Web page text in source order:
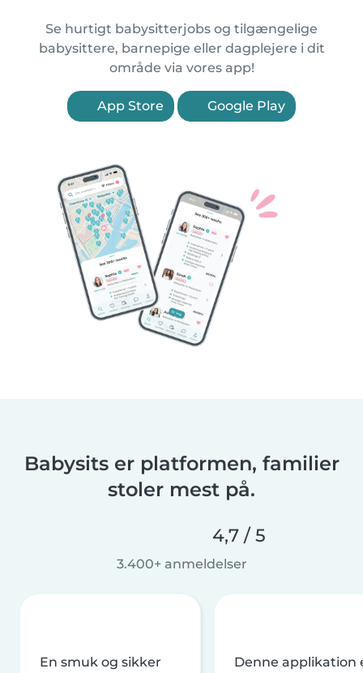
Se hurtigt babysitterjobs og tilgængelige
babysittere, barnepige eller dagplejere i dit
område via vores app!
App Store Google Play
Babysits er platformen, familier
stoler mest på.
4,7 / 5
3.400+ anmeldelser
En smuk og sikker
Denne applikation